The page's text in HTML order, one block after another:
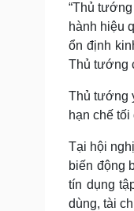
“Thủ tướng
hành hiệu
ổn định
Thủ tướng
Thủ tướng
hạn chế
Tại hội
biến động
tín dụng
dùng, tài